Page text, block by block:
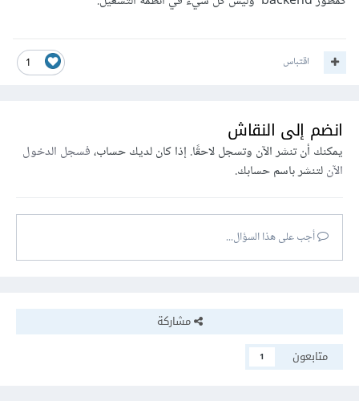
1 اقتباس
انضم إلى النقاش
يمكنك أن تنشر الآن وتسجل لاحقًا. إذا كان لديك حساب،فسجل الدخول
الآنلتنشر باسم حسابك.
أجب على هذا السؤال...
مشاركة
متابعون
1